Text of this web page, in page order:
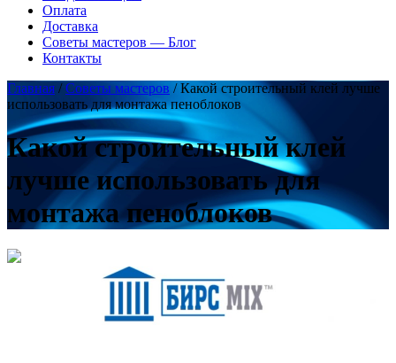
Оплата
Доставка
Советы мастеров — Блог
Контакты
Главная /Советы мастеров /Какой строительный клей лучше
использовать для монтажа пеноблоков
Какой строительный клей
лучше использовать для
монтажа пеноблоков